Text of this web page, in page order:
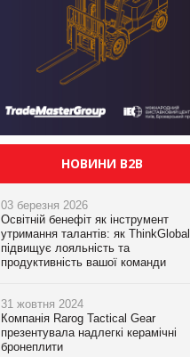
НОВИНИ B2B
03 березня 2026
Освітній бенефіт як інструмент
утримання талантів: як ThinkGlobal
підвищує лояльність та
продуктивність вашої команди
31 жовтня 2024
Компанія Rarog Tactical Gear
презентувала надлегкі керамічні
бронеплити